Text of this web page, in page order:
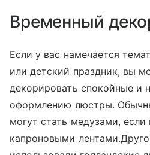
Временный
Если у вас намечается
или детский праздник, вы
декорировать спокойные и
оформлению люстры.
могут стать медузами, если
капроновыми